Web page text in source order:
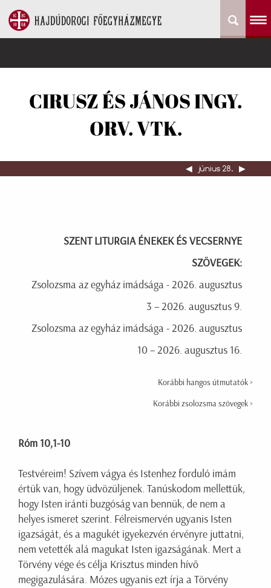
CIRUSZ ÉS JÁNOS INGY.
ORV. VTK.
◀︎ június 28. ▶︎
SZENT LITURGIA ÉNEKEK ÉS VECSERNYE
SZÖVEGEK:
Zsolozsma az egyház imádsága - 2026. augusztus
3 – 2026. augusztus 9.
Zsolozsma az egyház imádsága - 2026. augusztus
10 – 2026. augusztus 16.
Korábbi hangos útmutatók >
Korábbi zsolozsma szövegek >
Róm 10,1-10
Testvéreim! Szívem vágya és Istenhez forduló imám
értük van, hogy üdvözüljenek. Tanúskodom mellettük,
hogy Isten iránti buzgóság van bennük, de nem a
helyes ismeret szerint. Félreismervén ugyanis Isten
igazságát, és a magukét igyekezvén érvényre juttatni,
nem vetették alá magukat Isten igazságának. Mert a
Törvény vége és célja Krisztus minden hívő
megigazulására. Mózes ugyanis ezt írja a Törvény